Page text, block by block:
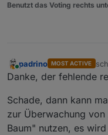
Liste =
gibt bei
Benutzt das Voting rechts
Online
padrino MOST ACTIVE
Danke, der fehlende
Schade, dann kann
zur Überwachung
Baum" nutzen, es